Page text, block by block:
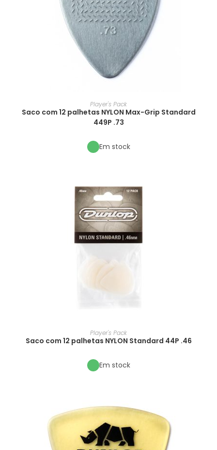
Player's Pack
Saco com 12 palhetas NYLON Max-Grip Standard
449P .73
Em stock
Player's Pack
Saco com 12 palhetas NYLON Standard 44P .46
Em stock